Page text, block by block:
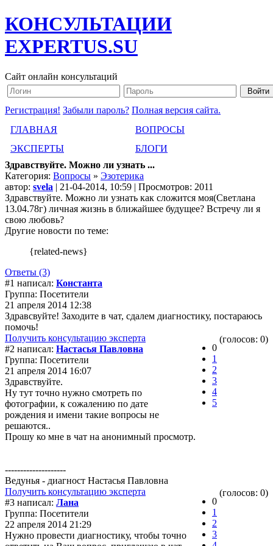
КОНСУЛЬТАЦИИ
EXPERTUS.SU
Сайт онлайн консультаций
Регистрация! Забыли пароль? Полная версия сайта.
ГЛАВНАЯ
ВОПРОСЫ
ЭКСПЕРТЫ
БЛОГИ
Здравствуйте. Можно ли узнать ...
Категория: Вопросы » Эзотерика
автор: svela | 21-04-2014, 10:59 | Просмотров: 2011
Здравствуйте. Можно ли узнать как сложится моя(Светлана
13.04.78г) личная жизнь в ближайшее будущее? Встречу ли я
свою любовь?
Другие новости по теме:
{related-news}
Ответы (3)
#1 написал: Константа
Группа: Посетители
21 апреля 2014 12:38
Здравсвуйте! Заходите в чат, сдалем диагностику, постараюсь
помочь!
Получить консультацию эксперта
0
1
2
3
4
5
(голосов: 0)
#2 написал: Настасья Павловна
Группа: Посетители
21 апреля 2014 16:07
Здравствуйте.
Ну тут точно нужно смотреть по
фотографии, к сожалению по дате
рождения и имени такие вопросы не
решаются..
Прошу ко мне в чат на анонимный просмотр.
--------------------
Ведунья - диагност Настасья Павловна
Получить консультацию эксперта
0
1
2
3
(голосов: 0)
#3 написал: Лана
Группа: Посетители
22 апреля 2014 21:29
Нужно провести диагностику, чтобы точно